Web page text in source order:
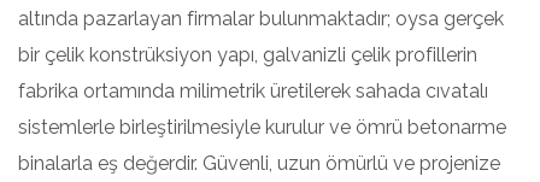
altında pazarlayan firmalar bulunmaktadır; oysa gerçek
bir çelik konstrüksiyon yapı, galvanizli çelik profillerin
fabrika ortamında milimetrik üretilerek sahada cıvatalı
sistemlerle birleştirilmesiyle kurulur ve ömrü betonarme
binalarla eş değerdir. Güvenli, uzun ömürlü ve projenize